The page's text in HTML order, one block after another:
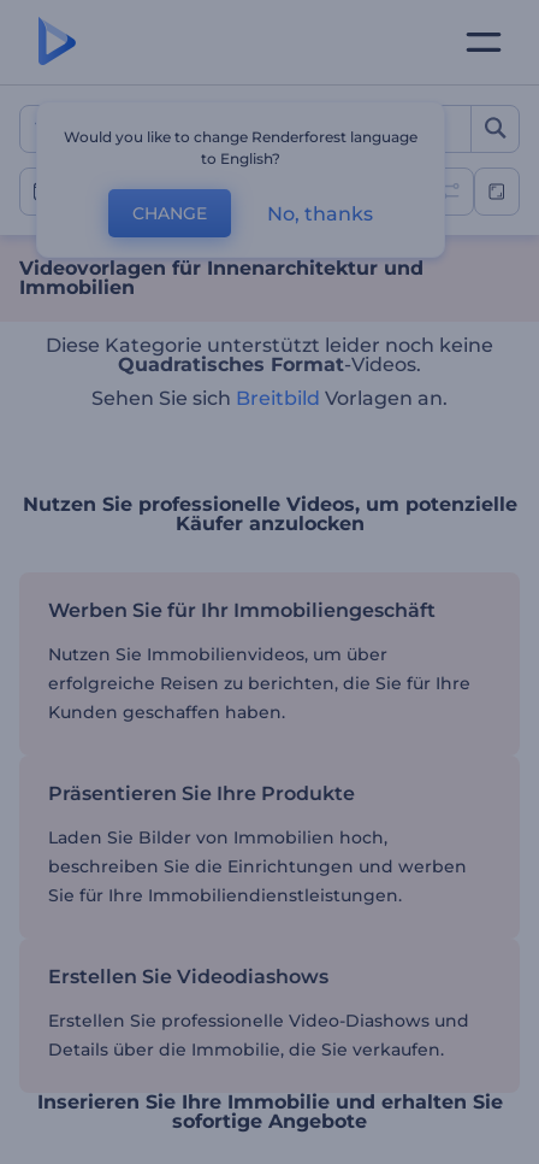
Videovorlagen für
Immobilienförderung
Videovorlagen für Innenarchitektur und
Immobilien
Diese Kategorie unterstützt leider noch keine
Quadratisches Format-Videos.
Sehen Sie sich Breitbild Vorlagen an.
Nutzen Sie professionelle Videos, um potenzielle
Käufer anzulocken
Werben Sie für Ihr Immobiliengeschäft
Nutzen Sie Immobilienvideos, um über
erfolgreiche Reisen zu berichten, die Sie für Ihre
Kunden geschaffen haben.
Präsentieren Sie Ihre Produkte
Laden Sie Bilder von Immobilien hoch,
beschreiben Sie die Einrichtungen und werben
Sie für Ihre Immobiliendienstleistungen.
Erstellen Sie Videodiashows
Erstellen Sie professionelle Video-Diashows und
Details über die Immobilie, die Sie verkaufen.
Inserieren Sie Ihre Immobilie und erhalten Sie
sofortige Angebote
Would you like to change Renderforest language
to English?
CHANGE No, thanks